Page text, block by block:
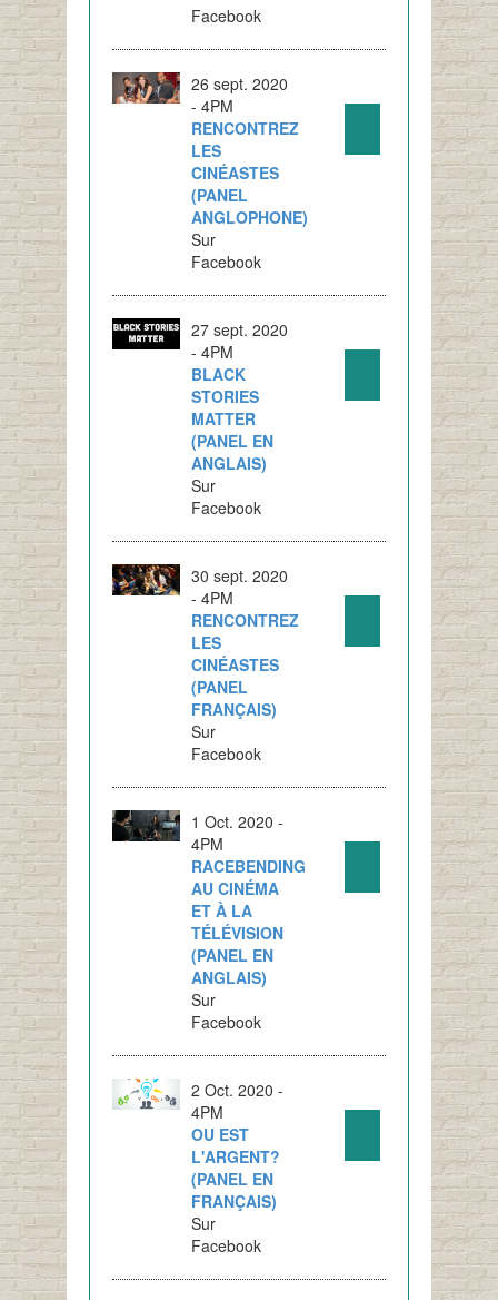
Facebook
26 sept. 2020
- 4PM
RENCONTREZ
LES
CINÉASTES
(PANEL
ANGLOPHONE)
Sur
Facebook
27 sept. 2020
- 4PM
BLACK
STORIES
MATTER
(PANEL EN
ANGLAIS)
Sur
Facebook
30 sept. 2020
- 4PM
RENCONTREZ
LES
CINÉASTES
(PANEL
FRANÇAIS)
Sur
Facebook
1 Oct. 2020 -
4PM
RACEBENDING
AU CINÉMA
ET À LA
TÉLÉVISION
(PANEL EN
ANGLAIS)
Sur
Facebook
2 Oct. 2020 -
4PM
OU EST
L'ARGENT?
(PANEL EN
FRANÇAIS)
Sur
Facebook